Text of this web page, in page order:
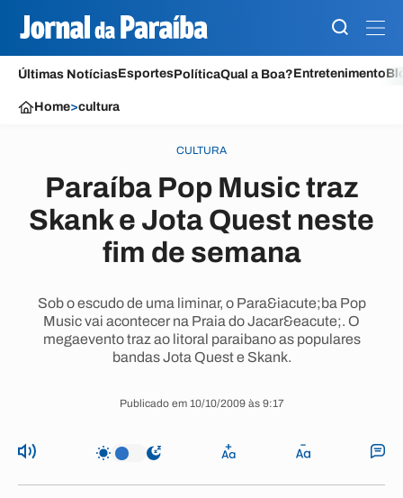
Últimas NotíciasEsportesPolíticaQual a Boa?Entretenimento
Home>cultura
CULTURA
Paraíba Pop Music traz
Skank e Jota Quest neste
fim de semana
Sob o escudo de uma liminar, o Para&iacute;ba Pop
Music vai acontecer na Praia do Jacar&eacute;. O
megaevento traz ao litoral paraibano as populares
bandas Jota Quest e Skank.
Publicado em 10/10/2009 às 9:17